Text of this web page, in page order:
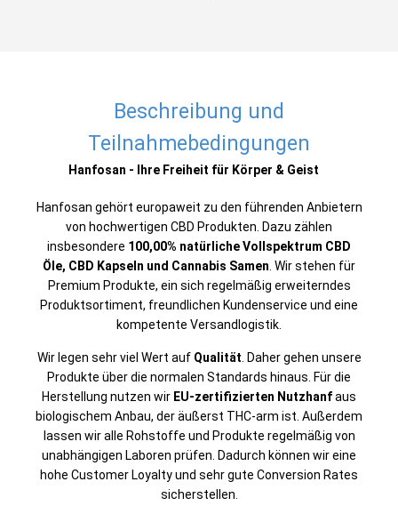
Beschreibung und
Teilnahmebedingungen
Hanfosan - Ihre Freiheit für Körper & Geist
Hanfosan gehört europaweit zu den führenden Anbietern
von hochwertigen CBD Produkten. Dazu zählen
insbesondere 100,00% natürliche Vollspektrum CBD
Öle, CBD Kapseln und Cannabis Samen . Wir stehen für
Premium Produkte, ein sich regelmäßig erweiterndes
Produktsortiment, freundlichen Kundenservice und eine
kompetente Versandlogistik.
Wir legen sehr viel Wert auf Qualität . Daher gehen unsere
Produkte über die normalen Standards hinaus. Für die
Herstellung nutzen wir EU-zertifizierten Nutzhanfaus
biologischem Anbau, der äußerst THC-arm ist. Außerdem
lassen wir alle Rohstoffe und Produkte regelmäßig von
unabhängigen Laboren prüfen. Dadurch können wir eine
hohe Customer Loyalty und sehr gute Conversion Rates
sicherstellen.